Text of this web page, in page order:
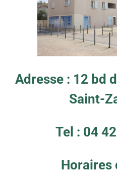
Adresse : 12 bd
Saint-
Tel : 04
Horaires